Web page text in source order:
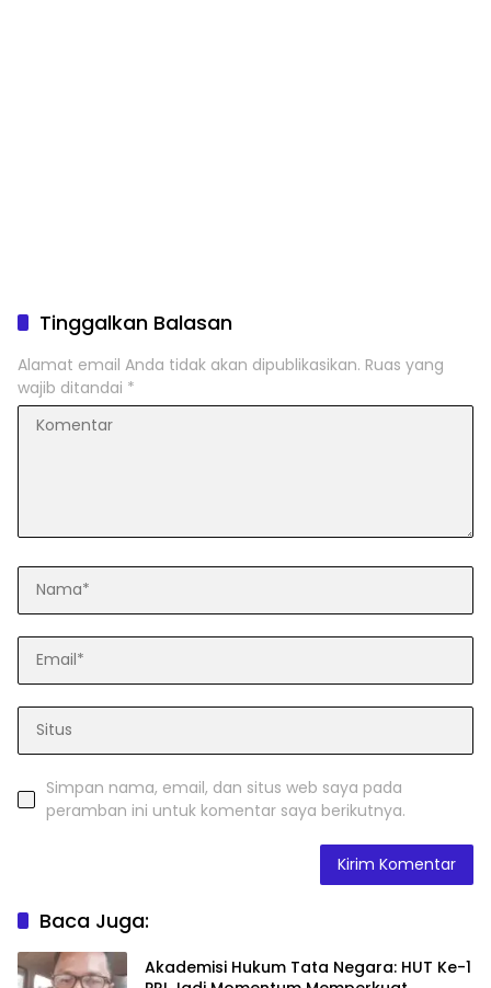
Tinggalkan Balasan
Alamat email Anda tidak akan dipublikasikan. Ruas yang
wajib ditandai *
Simpan nama, email, dan situs web saya pada
peramban ini untuk komentar saya berikutnya.
Baca Juga:
Akademisi Hukum Tata Negara: HUT Ke-1